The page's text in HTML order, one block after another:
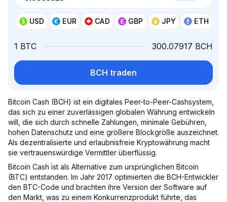
USD EUR CAD GBP JPY ETH
1 BTC 300.07917 BCH
BCH traden
Bitcoin Cash (BCH) ist ein digitales Peer-to-Peer-Cashsystem,
das sich zu einer zuverlässigen globalen Währung entwickeln
will, die sich durch schnelle Zahlungen, minimale Gebühren,
hohen Datenschutz und eine größere Blockgröße auszeichnet.
Als dezentralisierte und erlaubnisfreie Kryptowährung macht
sie vertrauenswürdige Vermittler überflüssig.
Bitcoin Cash ist als Alternative zum ursprünglichen Bitcoin
(BTC) entstanden. Im Jahr 2017 optimierten die BCH-Entwickler
den BTC-Code und brachten ihre Version der Software auf
den Markt, was zu einem Konkurrenzprodukt führte, das